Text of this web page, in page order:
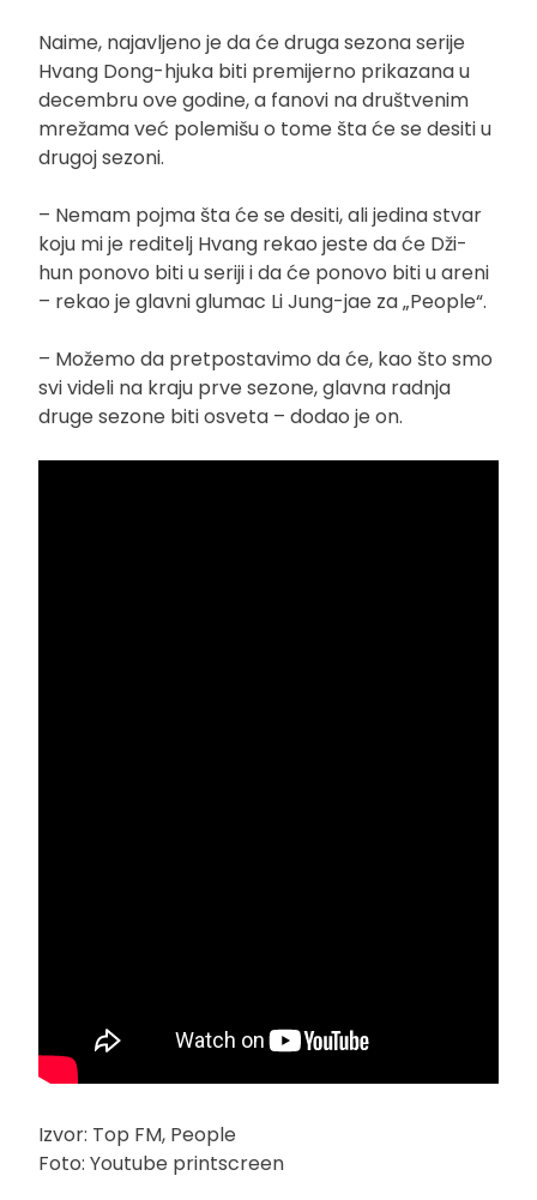
Naime, najavljeno je da će druga sezona serije
Hvang Dong-hjuka biti premijerno prikazana u
decembru ove godine, a fanovi na društvenim
mrežama već polemišu o tome šta će se desiti u
drugoj sezoni.
– Nemam pojma šta će se desiti, ali jedina stvar
koju mi je reditelj Hvang rekao jeste da će Dži-
hun ponovo biti u seriji i da će ponovo biti u areni
– rekao je glavni glumac Li Jung-jae za „People“.
– Možemo da pretpostavimo da će, kao što smo
svi videli na kraju prve sezone, glavna radnja
druge sezone biti osveta – dodao je on.
Izvor: Top FM, People
Foto: Youtube printscreen